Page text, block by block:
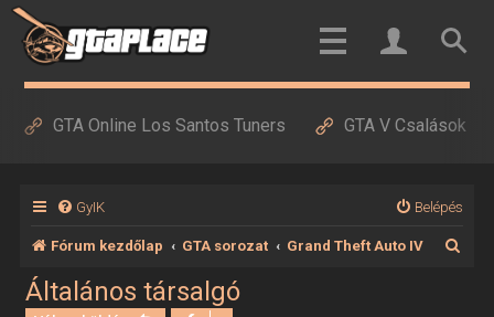
GTA Online Los Santos Tuners GTA V Csalások
GyIK Belépés
Fórum kezdőlap GTA sorozat Grand Theft Auto IV
Általános társalgó